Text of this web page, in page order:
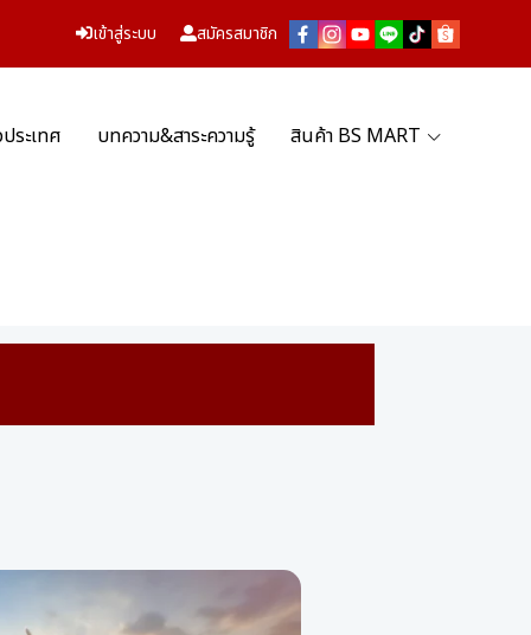
เข้าสู่ระบบ สมัครสมาชิก
ระเทศ บทความ&สาระความรู้ สินค้า BS MART